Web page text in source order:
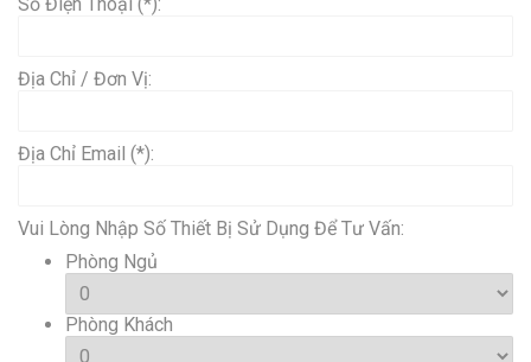
Địa Chỉ / Đơn Vị:
Địa Chỉ Email (*):
Vui Lòng Nhập Số Thiết Bị Sử Dụng Để Tư Vấn:
Phòng Ngủ
Phòng Khách